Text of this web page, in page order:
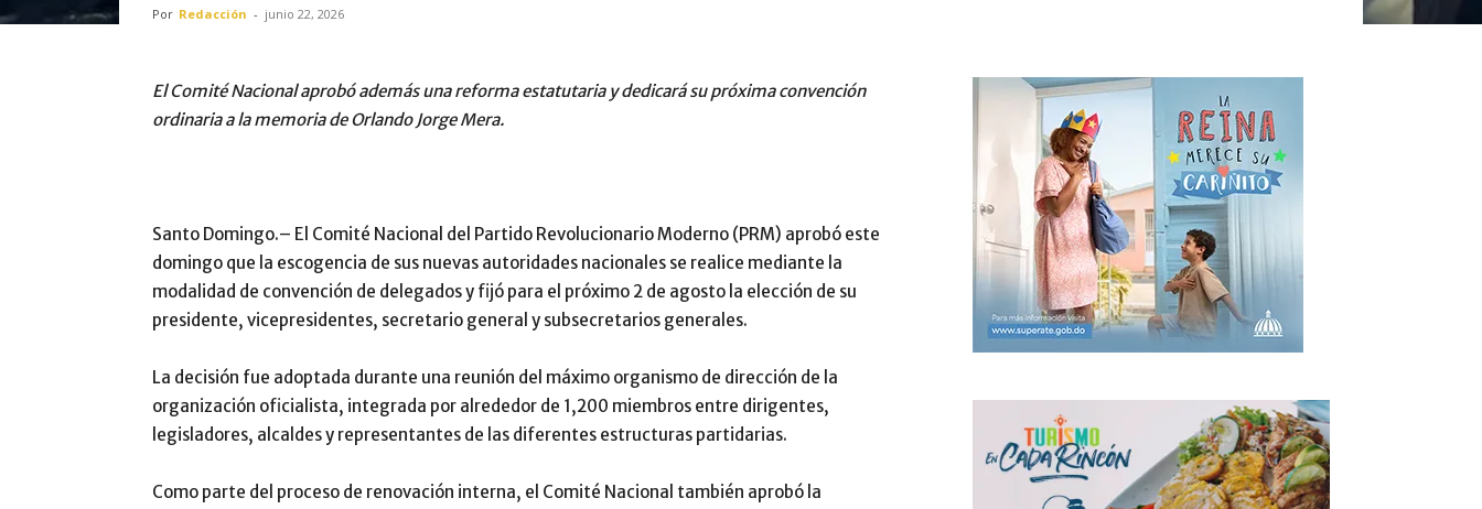
Por Redacción - junio 22, 2026
El Comité Nacional aprobó además una reforma estatutaria y dedicará su próxima convención
ordinaria a la memoria de Orlando Jorge Mera.
Santo Domingo.– El Comité Nacional del Partido Revolucionario Moderno (PRM) aprobó este
domingo que la escogencia de sus nuevas autoridades nacionales se realice mediante la
modalidad de convención de delegados y fijó para el próximo 2 de agosto la elección de su
presidente, vicepresidentes, secretario general y subsecretarios generales.
La decisión fue adoptada durante una reunión del máximo organismo de dirección de la
organización oficialista, integrada por alrededor de 1,200 miembros entre dirigentes,
legisladores, alcaldes y representantes de las diferentes estructuras partidarias.
Como parte del proceso de renovación interna, el Comité Nacional también aprobó la